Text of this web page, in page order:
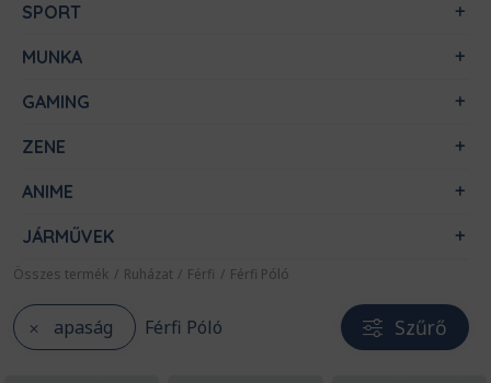
SPORT
MUNKA
GAMING
ZENE
ANIME
JÁRMŰVEK
Összes termék / Ruházat / Férfi / Férfi Póló
apaság Férfi Póló Szűrő